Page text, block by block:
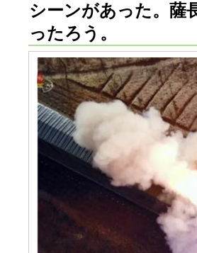
シーンがあった。薩
ったろう。